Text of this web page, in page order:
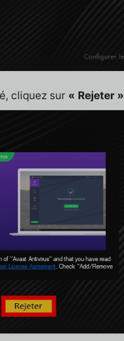
cliquez sur « Rejeter »